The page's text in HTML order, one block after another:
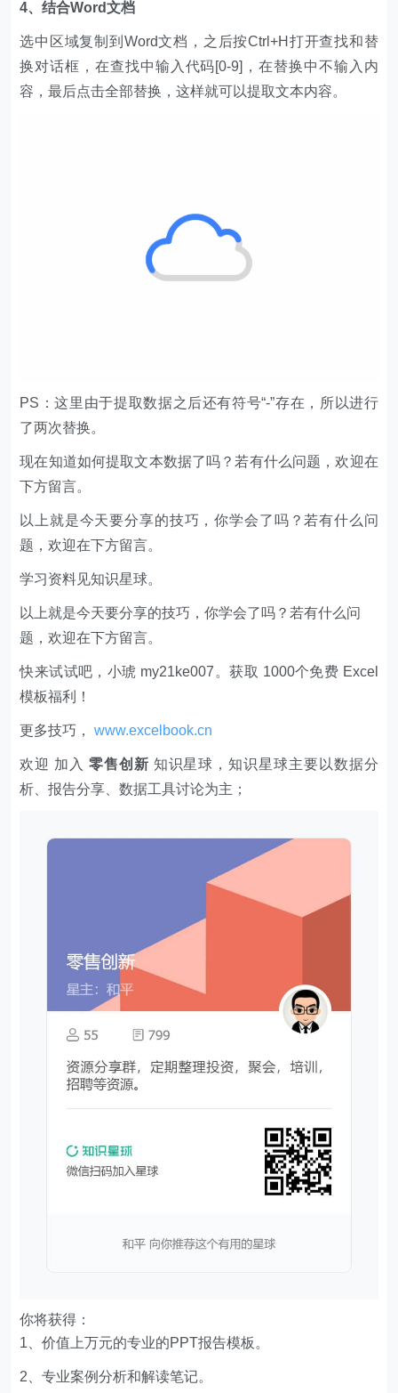
4、结合Word文档
选中区域复制到Word文档，之后按Ctrl+H打开查找和替
换对话框，在查找中输入代码[0-9]，在替换中不输入内
容，最后点击全部替换，这样就可以提取文本内容。
PS：这里由于提取数据之后还有符号“-”存在，所以进行
了两次替换。
现在知道如何提取文本数据了吗？若有什么问题，欢迎在
下方留言。
以上就是今天要分享的技巧，你学会了吗？若有什么问
题，欢迎在下方留言。
学习资料见知识星球。
以上就是今天要分享的技巧，你学会了吗？若有什么问
题，欢迎在下方留言。
快来试试吧，小琥 my21ke007。获取 1000个免费 Excel
模板福利​​​​！
更多技巧，www.excelbook.cn
欢迎 加入 零售创新 知识星球，知识星球主要以数据分
析、报告分享、数据工具讨论为主；
你将获得：
1、价值上万元的专业的PPT报告模板。
2、专业案例分析和解读笔记。